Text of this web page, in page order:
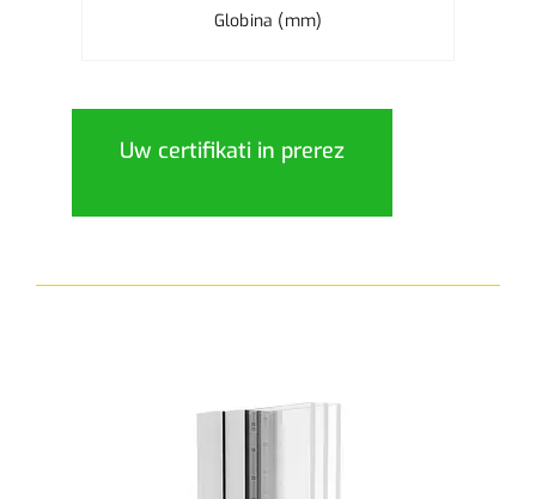
Globina (mm)
Uw certifikati in prerez